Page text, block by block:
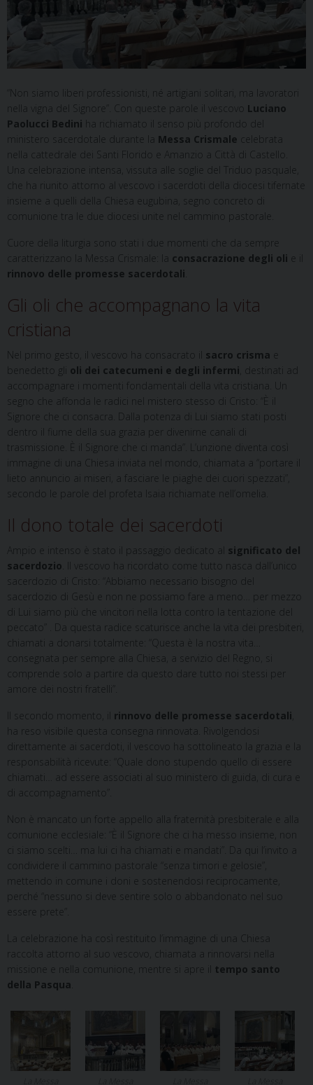
“Non siamo liberi professionisti, né artigiani solitari, ma lavoratori
nella vigna del Signore”. Con queste parole il vescovo Luciano
Paolucci Bedini ha richiamato il senso più profondo del
ministero sacerdotale durante la Messa Crismale celebrata
nella cattedrale dei Santi Florido e Amanzio a Città di Castello.
Una celebrazione intensa, vissuta alle soglie del Triduo pasquale,
che ha riunito attorno al vescovo i sacerdoti della diocesi tifernate
insieme a quelli della Chiesa eugubina, segno concreto di
comunione tra le due diocesi unite nel cammino pastorale.
Cuore della liturgia sono stati i due momenti che da sempre
caratterizzano la Messa Crismale: la consacrazione degli oli
rinnovo delle promesse sacerdotali
Gli oli che accompagnano la vita
cristiana
Nel primo gesto, il vescovo ha consacrato il sacro crisma
benedetto gli oli dei catecumeni e degli infermi , destinati ad
accompagnare i momenti fondamentali della vita cristiana. Un
segno che affonda le radici nel mistero stesso di Cristo: “È il
Signore che ci consacra. Dalla potenza di Lui siamo stati posti
dentro il fiume della sua grazia per divenirne canali di
trasmissione. È il Signore che ci manda”. L’unzione diventa così
immagine di una Chiesa inviata nel mondo, chiamata a “portare il
lieto annuncio ai miseri, a fasciare le piaghe dei cuori spezzati”,
secondo le parole del profeta Isaia richiamate nell’omelia.
Il dono totale dei sacerdoti
Ampio e intenso è stato il passaggio dedicato al significato del
sacerdozio . Il vescovo ha ricordato come tutto nasca dall’unico
sacerdozio di Cristo: “Abbiamo necessario bisogno del
sacerdozio di Gesù e non ne possiamo fare a meno… per mezzo
di Lui siamo più che vincitori nella lotta contro la tentazione del
peccato” . Da questa radice scaturisce anche la vita dei presbiteri,
chiamati a donarsi totalmente: “Questa è la nostra vita…
consegnata per sempre alla Chiesa, a servizio del Regno, si
comprende solo a partire da questo dare tutto noi stessi per
amore dei nostri fratelli”.
Il secondo momento, il rinnovo delle promesse sacerdotali
ha reso visibile questa consegna rinnovata. Rivolgendosi
direttamente ai sacerdoti, il vescovo ha sottolineato la grazia e la
responsabilità ricevute: “Quale dono stupendo quello di essere
chiamati… ad essere associati al suo ministero di guida, di cura e
di accompagnamento”.
Non è mancato un forte appello alla fraternità presbiterale e alla
comunione ecclesiale: “È il Signore che ci ha messo insieme, non
ci siamo scelti… ma lui ci ha chiamati e mandati”. Da qui l’invito a
condividere il cammino pastorale “senza timori e gelosie”,
mettendo in comune i doni e sostenendosi reciprocamente,
perché “nessuno si deve sentire solo o abbandonato nel suo
essere prete”.
La celebrazione ha così restituito l’immagine di una Chiesa
raccolta attorno al suo vescovo, chiamata a rinnovarsi nella
missione e nella comunione, mentre si apre il
tempo santo
della Pasqua